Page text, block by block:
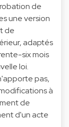
de
une version
de
adaptés
six mois
loi.
pas,
à
de
d'un acte